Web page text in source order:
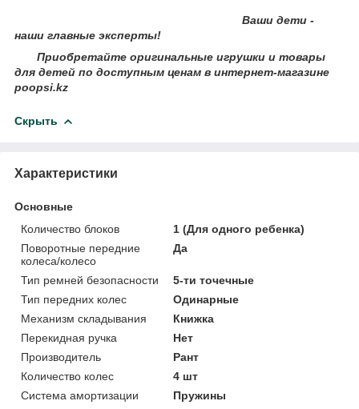
Ваши дети -
наши главные эксперты!
Приобретайте оригинальные игрушки и товары
для детей по доступным ценам в интернет-магазине
poopsi.kz
Скрыть
Характеристики
Основные
Количество блоков
1 (Для одного ребенка)
Поворотные передние
колеса/колесо
Да
Тип ремней безопасности
5-ти точечные
Тип передних колес
Одинарные
Механизм складывания
Книжка
Перекидная ручка
Нет
Производитель
Рант
Количество колес
4 шт
Система амортизации
Пружины